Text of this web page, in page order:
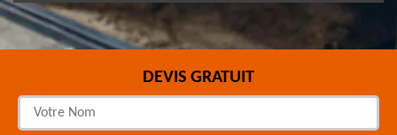
DEVIS GRATUIT